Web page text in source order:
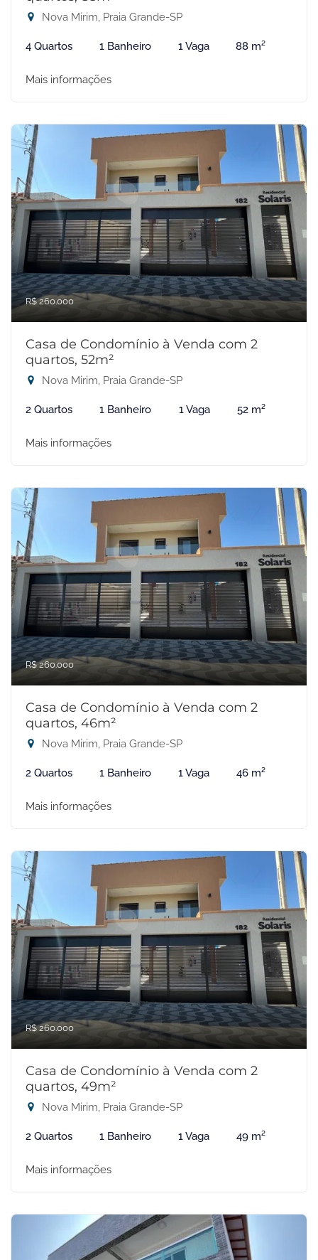
Nova Mirim, Praia Grande-SP
4 Quartos 1 Banheiro 1 Vaga 88 m²
Mais informações
R$ 260.000
Casa de Condomínio à Venda com 2
quartos, 52m²
Nova Mirim, Praia Grande-SP
2 Quartos 1 Banheiro 1 Vaga 52 m²
Mais informações
R$ 260.000
Casa de Condomínio à Venda com 2
quartos, 46m²
Nova Mirim, Praia Grande-SP
2 Quartos 1 Banheiro 1 Vaga 46 m²
Mais informações
R$ 260.000
Casa de Condomínio à Venda com 2
quartos, 49m²
Nova Mirim, Praia Grande-SP
2 Quartos 1 Banheiro 1 Vaga 49 m²
Mais informações